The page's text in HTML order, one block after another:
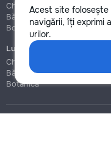
Acest site folosește
navigării, îți exprimi
urilor.
Chișinău
Bălți
Botanica
Lucrări de construcție și
Chișinău
Bălți
Botanica